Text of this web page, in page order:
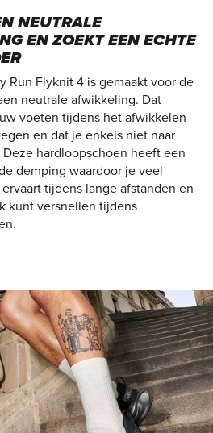
NEUTRALE
EN ZOEKT EEN ECHTE
Run Flyknit 4 is gemaakt voor de
neutrale afwikkeling. Dat
voeten tijdens het afwikkelen
en dat je enkels niet naar
hardloopschoen heeft een
demping waardoor je veel
tijdens lange afstanden en
kunt versnellen tijdens